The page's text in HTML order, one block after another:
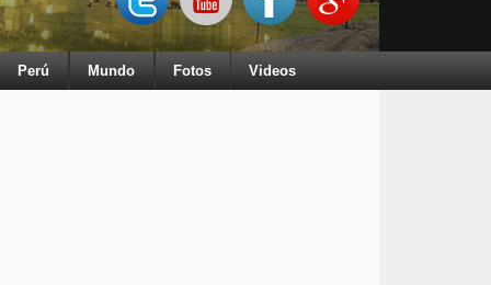
Perú Mundo Fotos Videos